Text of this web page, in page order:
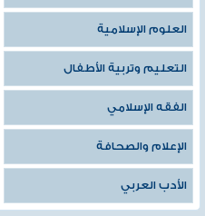
العلوم الإسلامية
التعليم وتربية الأطفال
الفقه الإسلامي
الإعلام والصحافة
الأدب العربي